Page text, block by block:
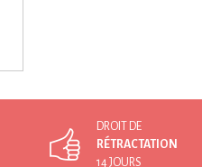
DROIT DE
RÉTRACTATION
14 JOURS